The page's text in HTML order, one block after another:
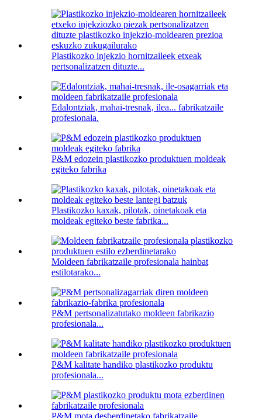
Plastikozko injekzio hornitzaileek etxeak
pertsonalizatzen dituzte...
Edalontziak, mahai-tresnak, ilea... fabrikatzaile
profesionala.
P&M edozein plastikozko produktuen moldeak
egiteko fabrika
Plastikozko kaxak, pilotak, oinetakoak eta
moldeak egiteko beste fabrika...
Moldeen fabrikatzaile profesionala hainbat
estilotarako...
P&M pertsonalizatutako moldeen fabrikazio
profesionala...
P&M kalitate handiko plastikozko produktu
profesionala...